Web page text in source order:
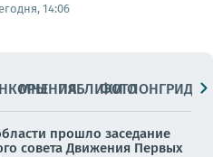
14:06
МНЕНИЯПАБЛИКИ
ФОТОЛОНГРИДЫ
прошло заседание
совета Движения Первых